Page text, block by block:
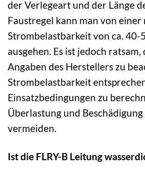
der Verlegeart und der Länge
Faustregel kann man von einer
Strombelastbarkeit von ca. 40-
ausgehen. Es ist jedoch ratsam,
Angaben des Herstellers zu
Strombelastbarkeit
Einsatzbedingungen zu
Überlastung und
vermeiden.
Ist die FLRY-B Leitung